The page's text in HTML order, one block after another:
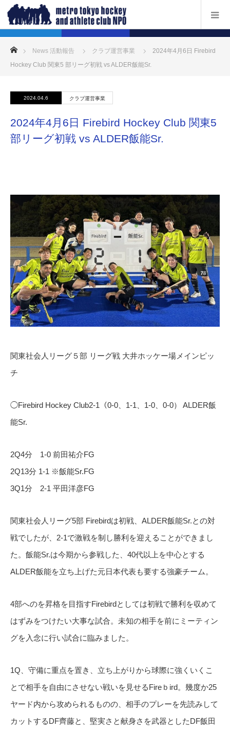
ホーム
News 活動報告 クラブ運営事業
2024年4月6日 Firebird
Hockey Club 関東5 部リーグ初戦 vs ALDER飯能Sr.
2024.04.6 クラブ運営事業
2024年4月6日 Firebird Hockey Club 関東5
部リーグ初戦 vs ALDER飯能Sr.
関東社会人リーグ５部 リーグ戦 大井ホッケー場メインピッ
チ
◯Firebird Hockey Club2-1（0-0、1-1、1-0、0-0） ALDER飯
能Sr.
2Q4分 1-0 前田祐介FG
2Q13分 1-1 ※飯能Sr.FG
3Q1分 2-1 平田洋彦FG
関東社会人リーグ5部 Firebirdは初戦、ALDER飯能Sr.との対
戦でしたが、2-1で激戦を制し勝利を迎えることができまし
た。飯能Sr.は今期から参戦した、40代以上を中心とする
ALDER飯能を立ち上げた元日本代表も要する強豪チーム。
4部へのを昇格を目指すFirebirdとしては初戦で勝利を収めて
はずみをつけたい大事な試合。未知の相手を前にミーティン
グを入念に行い試合に臨みました。
1Q、守備に重点を置き、立ち上がりから球際に強くいくこ
とで相手を自由にさせない戦いを見せるFireｂird。幾度か25
ヤード内から攻められるものの、相手のプレーを先読みして
カットするDF齊藤と、堅実さと献身さを武器としたDF飯田